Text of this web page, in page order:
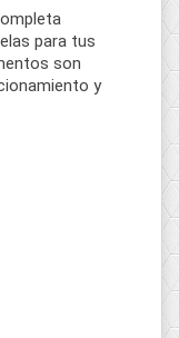
para tus
son
y